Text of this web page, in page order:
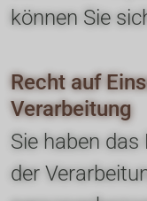
können Sie
Recht auf
Verarbeitung
Sie haben
der